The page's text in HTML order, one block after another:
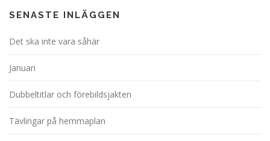
SENASTE INLÄGGEN
Det ska inte vara såhär
Januari
Dubbeltitlar och förebildsjakten
Tävlingar på hemmaplan